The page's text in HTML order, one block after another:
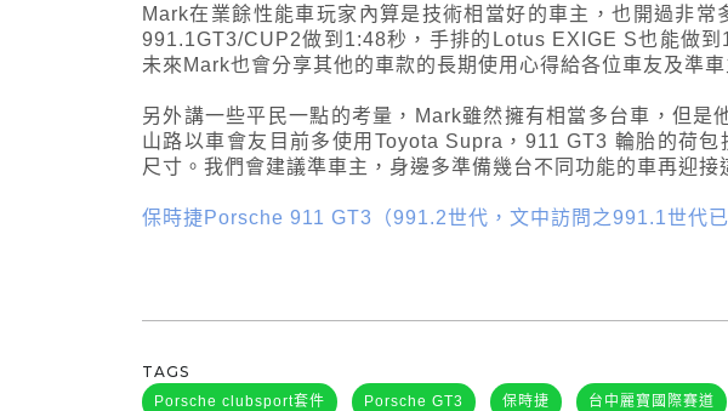
Mark在業餘性能車玩家內算是技術相當好的車主，也開過非
991.1GT3/CUP2做到1:48秒，手排的Lotus EXIGE S也能做到
未來Mark也會分享其他的車款的長期使用心得給各位車友及準車
另外講一些平民一點的考量，Mark雖然擁有相當多台車，但是
山路以車會友目前多使用Toyota Supra，911 GT3 輪胎的荷
尺寸。我們會建議準車主，身邊多準備幾台不同功能的車再迎接
保時捷Porsche 911 GT3（991.2世代，文中訪問之991.1世代
TAGS
Porsche clubsport套件 Porsche GT3 保時捷 台中麗寶國際賽道